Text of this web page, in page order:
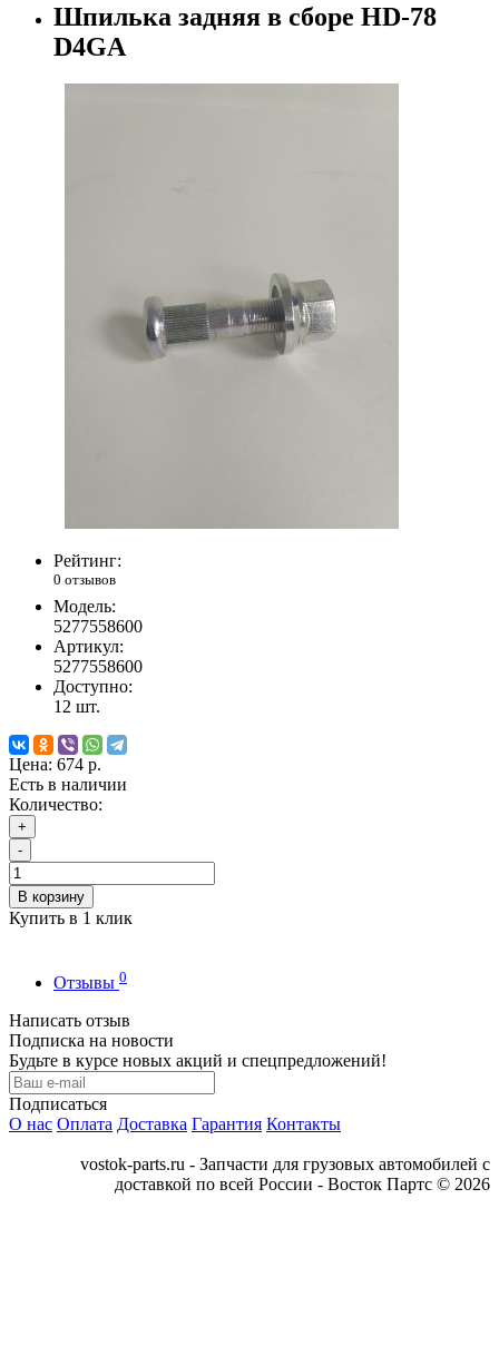
Шпилька задняя в сборе HD-78
D4GA
Рейтинг:
0 отзывов
Модель:
5277558600
Артикул:
5277558600
Доступно:
12 шт.
Цена: 674 р.
Есть в наличии
Количество:
+
-
В корзину
Купить в 1 клик
Отзывы 0
Написать отзыв
Подписка на новости
Будьте в курсе новых акций и спецпредложений!
Подписаться
О нас Оплата Доставка Гарантия Контакты
vostok-parts.ru - Запчасти для грузовых автомобилей с
доставкой по всей России - Восток Партс © 2026